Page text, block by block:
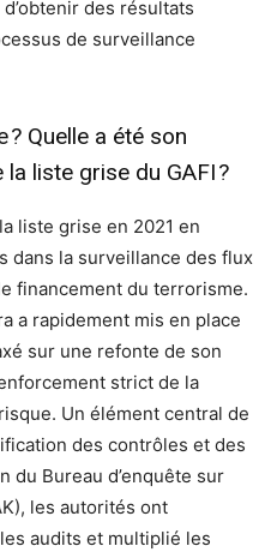
des résultats
de surveillance
? Quelle a été son
liste grise du GAFI ?
liste grise en 2021 en
dans la surveillance des flux
financement du terrorisme.
a rapidement mis en place
sur une refonte de son
strict de la
Un élément central de
des contrôles et des
du Bureau d’enquête sur
les autorités ont
audits et multiplié les